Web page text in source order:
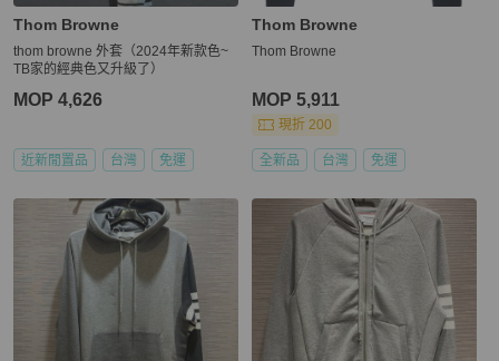
Thom Browne
thom browne 外套（2024年新款色~
TB家的經典色又升級了）
MOP 4,626
近新閒置品 台灣 免運
Thom Browne
Thom Browne
MOP 5,911
現折 200
全新品 台灣 免運